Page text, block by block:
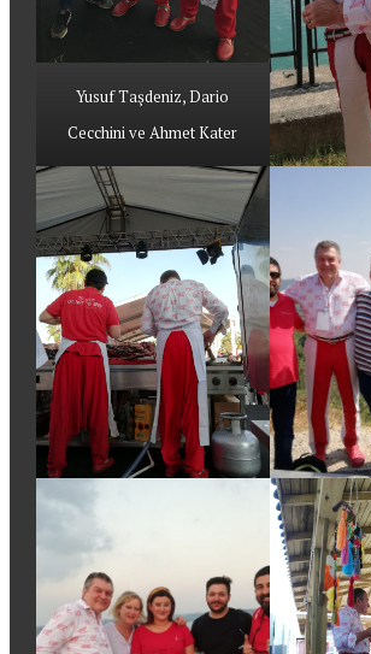
Yusuf Taşdeniz, Dario
Cecchini ve Ahmet Kater